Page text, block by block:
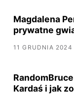
Magdalena
prywatne
11 GRUDNIA 2024
Kardaś i jak